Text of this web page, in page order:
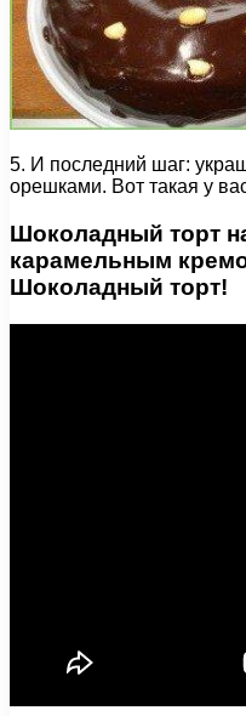
5. И последний шаг:
орешками. Вот такая у
Шоколадный торт
карамельным
Шоколадный торт!